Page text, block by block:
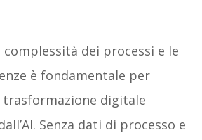
complessità dei processi e le
è fondamentale per
trasformazione digitale
Senza dati di processo e